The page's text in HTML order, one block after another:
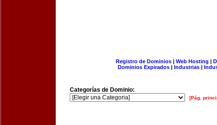
Registro de Dominios| Web Hosting |
Dominios Expirados | Industrias |
Categorías de Dominio:
[Pág.